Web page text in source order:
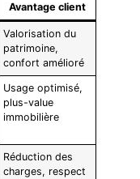
Avantage client
Valorisation du
patrimoine,
confort amélioré
Usage optimisé,
plus-value
immobilière
Réduction des
charges, respect